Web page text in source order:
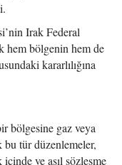
Irak Federal
hem bölgenin hem de
kararlılığına
bölgesine gaz veya
bu tür düzenlemeler,
ve asıl sözleşme